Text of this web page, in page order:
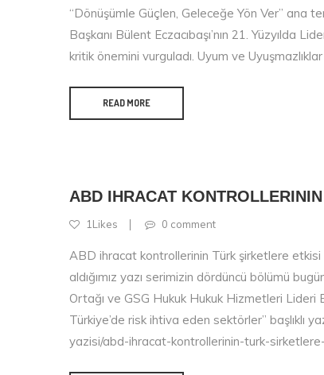
“Dönüşümle Güçlen, Geleceğe Yön Ver” ana
Başkanı Bülent Eczacıbaşı’nın 21. Yüzyılda
kritik önemini vurguladı. Uyum ve
READ MORE
ABD IHRACAT
1Likes 0 comment
ABD ihracat kontrollerinin Türk şirketlere etkisi
aldığımız yazı serimizin dördüncü bölümü
Ortağı ve GSG Hukuk Hukuk Hizmetleri Lideri
Türkiye’de risk ihtiva eden sektörler” başlıklı
yazisi/abd-ihracat-kontrollerinin-turk-